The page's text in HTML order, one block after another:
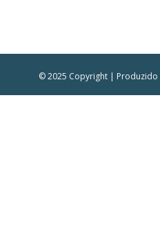
© 2025 Copyright |